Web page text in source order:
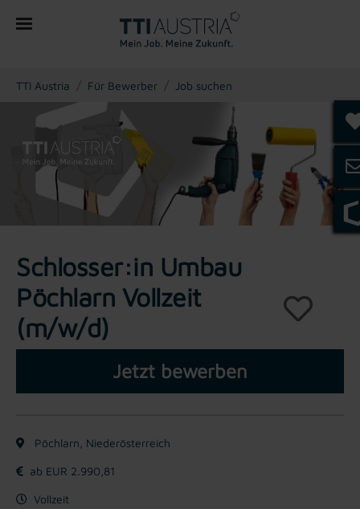
You are here:
TTI Austria Für Bewerber Job suchen
Schlosser:in Umbau
Pöchlarn Vollzeit
(m/w/d)
Jetzt bewerben
Pöchlarn, Niederösterreich
ab EUR 2.990,81
Vollzeit